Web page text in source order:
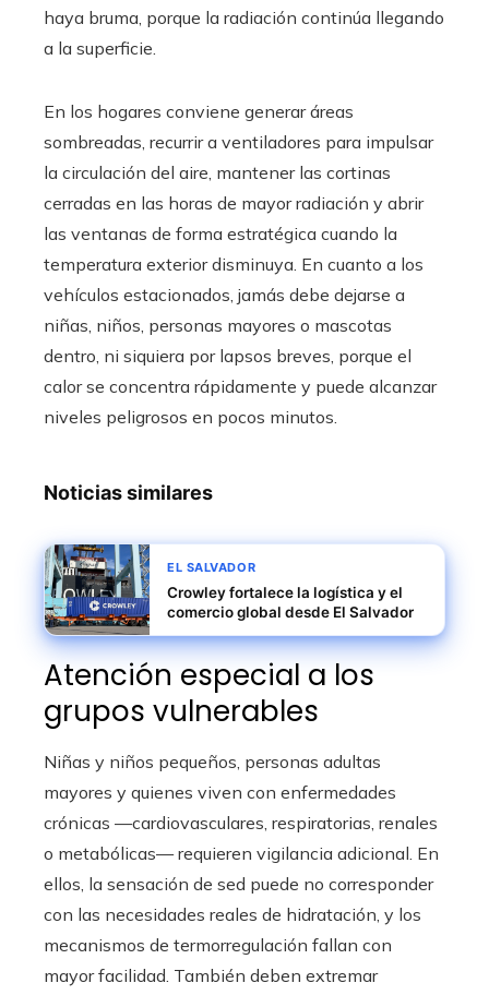
haya bruma, porque la radiación continúa llegando
a la superficie.
En los hogares conviene generar áreas
sombreadas, recurrir a ventiladores para impulsar
la circulación del aire, mantener las cortinas
cerradas en las horas de mayor radiación y abrir
las ventanas de forma estratégica cuando la
temperatura exterior disminuya. En cuanto a los
vehículos estacionados, jamás debe dejarse a
niñas, niños, personas mayores o mascotas
dentro, ni siquiera por lapsos breves, porque el
calor se concentra rápidamente y puede alcanzar
niveles peligrosos en pocos minutos.
Noticias similares
EL SALVADOR
Crowley fortalece la logística y el
comercio global desde El Salvador
Atención especial a los
grupos vulnerables
Niñas y niños pequeños, personas adultas
mayores y quienes viven con enfermedades
crónicas —cardiovasculares, respiratorias, renales
o metabólicas— requieren vigilancia adicional. En
ellos, la sensación de sed puede no corresponder
con las necesidades reales de hidratación, y los
mecanismos de termorregulación fallan con
mayor facilidad. También deben extremar